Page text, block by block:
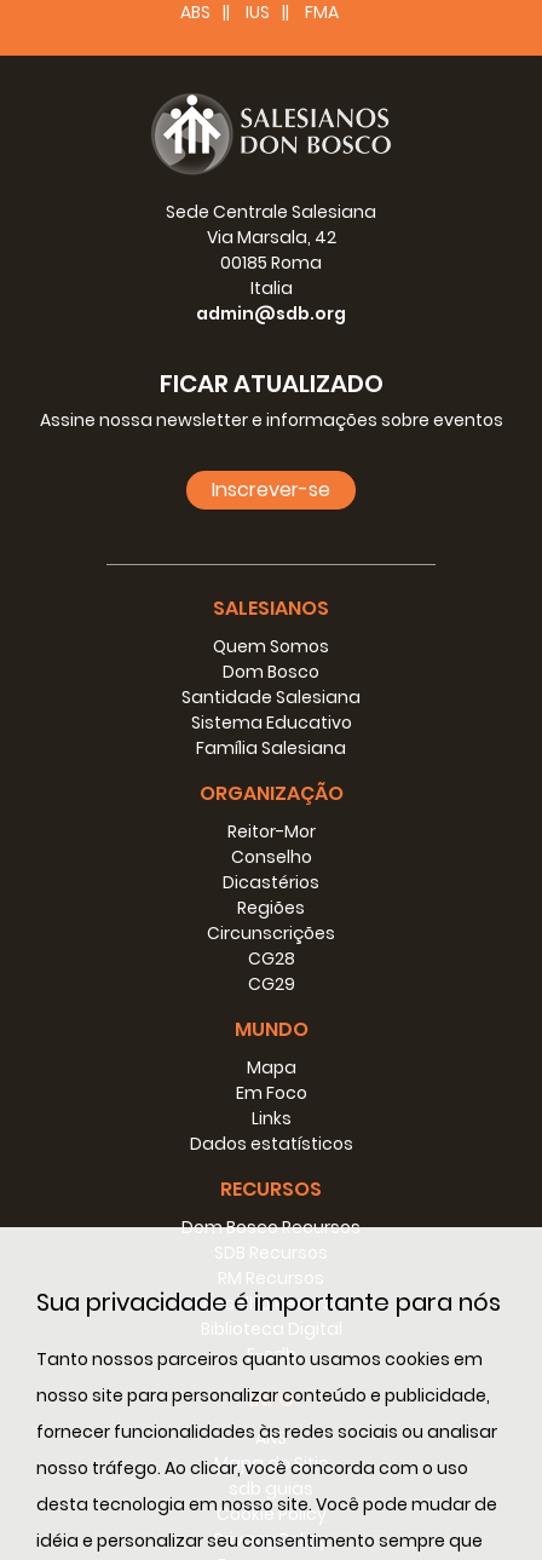
Sua privacidade é importante para nós
Tanto nossos parceiros quanto usamos cookies em
nosso site para personalizar conteúdo e publicidade,
fornecer funcionalidades às redes sociais ou analisar
nosso tráfego. Ao clicar, você concorda com o uso
desta tecnologia em nosso site. Você pode mudar de
idéia e personalizar seu consentimento sempre que
ABS
IUS FMA
Sede Centrale Salesiana
Via Marsala, 42
00185 Roma
Italia
admin@sdb.org
FICAR ATUALIZADO
Assine nossa newsletter e informações sobre eventos
Inscrever-se
SALESIANOS
Quem Somos
Dom Bosco
Santidade Salesiana
Sistema Educativo
Família Salesiana
ORGANIZAÇÃO
Reitor-Mor
Conselho
Dicastérios
Regiões
Circunscrições
CG28
CG29
MUNDO
Mapa
Em Foco
Links
Dados estatísticos
RECURSOS
Dom Bosco Recursos
Conselho Recursos
E-sdb
INFO
ANS
Mapa do Sitio
Cookie Policy
Privacy Policy